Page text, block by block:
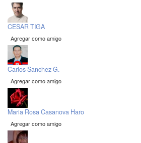
CESAR TIGA
Agregar como amigo
Carlos Sanchez G.
Agregar como amigo
Maria Rosa Casanova Haro
Agregar como amigo